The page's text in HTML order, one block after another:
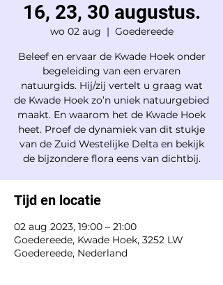
16, 23, 30 augustus.
wo 02 aug
  |
Goedereede
Beleef en ervaar de Kwade Hoek onder
begeleiding van een ervaren
natuurgids. Hij/zij vertelt u graag wat
de Kwade Hoek zo’n uniek natuurgebied
maakt. En waarom het de Kwade Hoek
heet. Proef de dynamiek van dit stukje
van de Zuid Westelijke Delta en bekijk
de bijzondere flora eens van dichtbij.
Tijd en locatie
02 aug 2023, 19:00 – 21:00
Goedereede, Kwade Hoek, 3252 LW
Goedereede, Nederland